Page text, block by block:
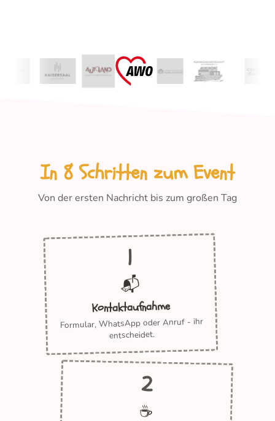
In 8 Schritten zum Event
Von der ersten Nachricht bis zum großen Tag
1
📬
Kontaktaufnahme
Formular, WhatsApp oder Anruf - ihr
entscheidet.
2
☕